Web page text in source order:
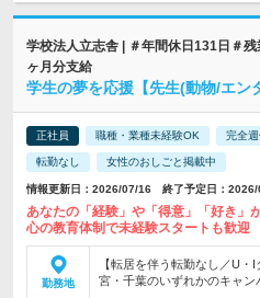
学校法人立志舎 | ＃年間休日131日＃
ヶ月分支給
学生の夢を応援【先生(動物/エン
正社員 職種・業種未経験OK 完全
転勤なし 女性のおしごと掲載中
情報更新日：2026/07/16 終了予定日：
あなたの「経験」や「得意」「好き」
心の教育体制で未経験スタートも歓迎
勤務地
【転居を伴う転勤なし／U
宮・千葉のいずれかのキャン